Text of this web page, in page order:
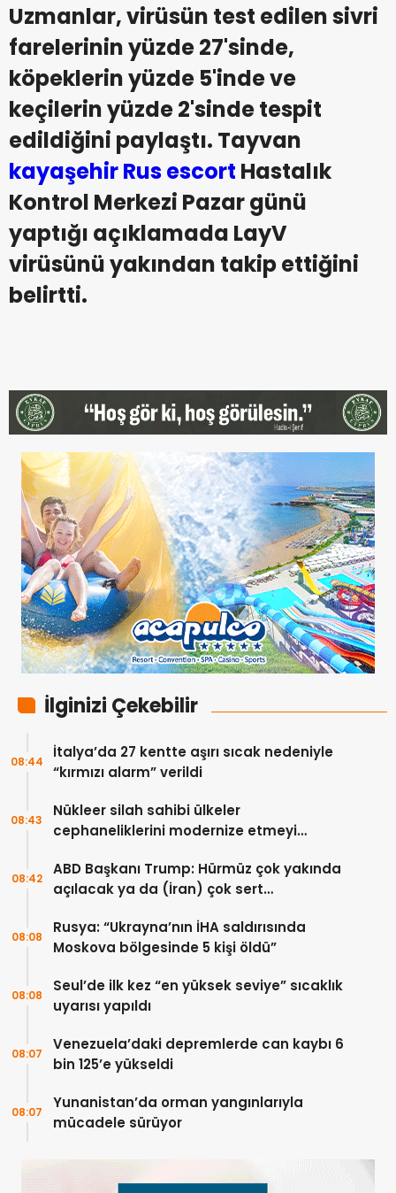
Uzmanlar, virüsün test edilen sivri
farelerinin yüzde 27'sinde,
köpeklerin yüzde 5'inde ve
keçilerin yüzde 2'sinde tespit
edildiğini paylaştı. Tayvan
kayaşehir Rus escort Hastalık
Kontrol Merkezi Pazar günü
yaptığı açıklamada LayV
virüsünü yakından takip ettiğini
belirtti.
İlginizi Çekebilir
İtalya’da 27 kentte aşırı sıcak nedeniyle
“kırmızı alarm” verildi
08:44
Nükleer silah sahibi ülkeler
cephaneliklerini modernize etmeyi
08:43
ABD Başkanı Trump: Hürmüz çok yakında
açılacak ya da (İran) çok sert
08:42
Rusya: “Ukrayna’nın İHA saldırısında
Moskova bölgesinde 5 kişi öldü”
08:08
Seul’de ilk kez “en yüksek seviye” sıcaklık
uyarısı yapıldı
08:08
Venezuela’daki depremlerde can kaybı 6
bin 125’e yükseldi
08:07
Yunanistan’da orman yangınlarıyla
mücadele sürüyor
08:07